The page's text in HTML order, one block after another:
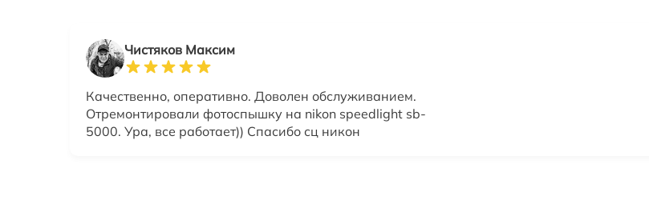
Чистяков Максим
Качественно, оперативно. Доволен обслуживанием.
Отремонтировали фотоспышку на nikon speedlight sb-
5000. Ура, все работает)) Спасибо сц никон